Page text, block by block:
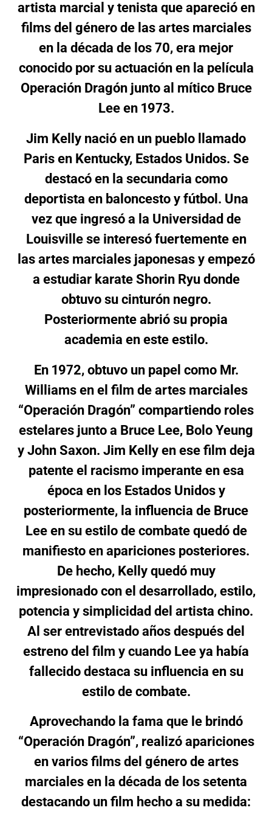
artista marcial y tenista que apareció en
films del género de las artes marciales
en la década de los 70, era mejor
conocido por su actuación en la película
Operación Dragón junto al mítico Bruce
Lee en 1973.
Jim Kelly nació en un pueblo llamado
Paris en Kentucky, Estados Unidos. Se
destacó en la secundaria como
deportista en baloncesto y fútbol. Una
vez que ingresó a la Universidad de
Louisville se interesó fuertemente en
las artes marciales japonesas y empezó
a estudiar karate Shorin Ryu donde
obtuvo su cinturón negro.
Posteriormente abrió su propia
academia en este estilo.
En 1972, obtuvo un papel como Mr.
Williams en el film de artes marciales
“Operación Dragón” compartiendo roles
estelares junto a Bruce Lee, Bolo Yeung
y John Saxon. Jim Kelly en ese film deja
patente el racismo imperante en esa
época en los Estados Unidos y
posteriormente, la influencia de Bruce
Lee en su estilo de combate quedó de
manifiesto en apariciones posteriores.
De hecho, Kelly quedó muy
impresionado con el desarrollado, estilo,
potencia y simplicidad del artista chino.
Al ser entrevistado años después del
estreno del film y cuando Lee ya había
fallecido destaca su influencia en su
estilo de combate.
Aprovechando la fama que le brindó
“Operación Dragón”, realizó apariciones
en varios films del género de artes
marciales en la década de los setenta
destacando un film hecho a su medida: